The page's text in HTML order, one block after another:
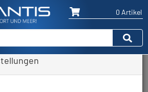
0 Artikel
Zurück